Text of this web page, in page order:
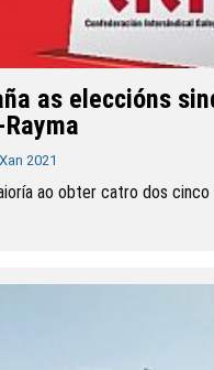
as eleccións
2021
ao obter catro dos